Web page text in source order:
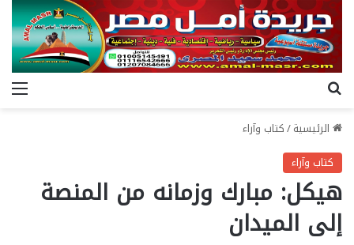
الرئيسية/كتاب وآراء
كتاب وآراء
هيكل: مبارك وزمانه من المنصة
إلى الميدان